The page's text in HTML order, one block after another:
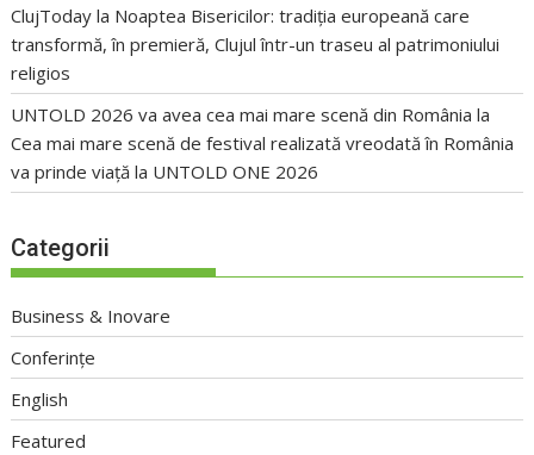
ClujToday la Noaptea Bisericilor: tradiția europeană care
transformă, în premieră, Clujul într-un traseu al patrimoniului
religios
UNTOLD 2026 va avea cea mai mare scenă din România la
Cea mai mare scenă de festival realizată vreodată în România
va prinde viață la UNTOLD ONE 2026
Categorii
Business & Inovare
Conferințe
English
Featured